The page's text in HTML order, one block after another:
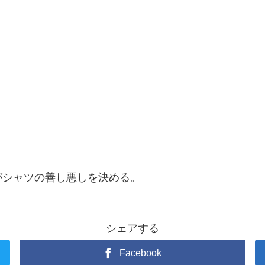
ャツの善し悪しを決める。
シェアする
Facebook